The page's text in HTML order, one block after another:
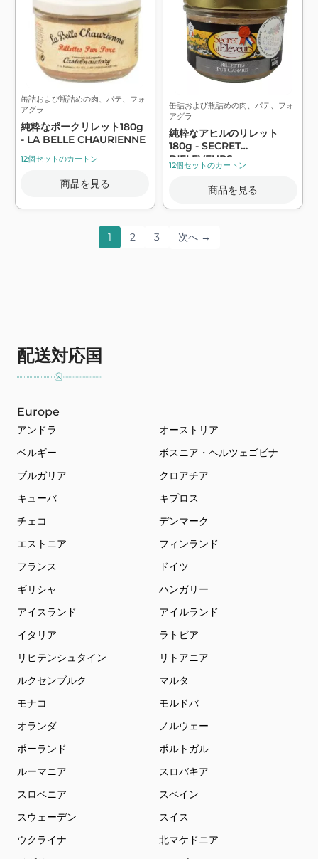
缶詰および瓶詰めの肉、パテ、フォ
アグラ
純粋なポークリレット180g
- LA BELLE CHAURIENNE
12個セットのカートン
商品を見る
缶詰および瓶詰めの肉、パテ、フォ
アグラ
純粋なアヒルのリレット
180g - SECRET
D'ELEVEURS
12個セットのカートン
商品を見る
1 2 3 次へ →
配送対応国
Europe
アンドラ
オーストリア
ベルギー
ボスニア・ヘルツェゴビナ
ブルガリア
クロアチア
キューバ
キプロス
チェコ
デンマーク
エストニア
フィンランド
フランス
ドイツ
ギリシャ
ハンガリー
アイスランド
アイルランド
イタリア
ラトビア
リヒテンシュタイン
リトアニア
ルクセンブルク
マルタ
モナコ
モルドバ
オランダ
ノルウェー
ポーランド
ポルトガル
ルーマニア
スロバキア
スロベニア
スペイン
スウェーデン
スイス
ウクライナ
北マケドニア